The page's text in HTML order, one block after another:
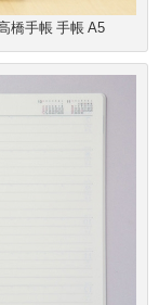
橋手帳 手帳 A5